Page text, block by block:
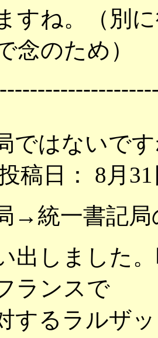
すね。（別
念のため）
ではないで
日： 8月31
→統一書記局
出しました
ランスで
するラルザ